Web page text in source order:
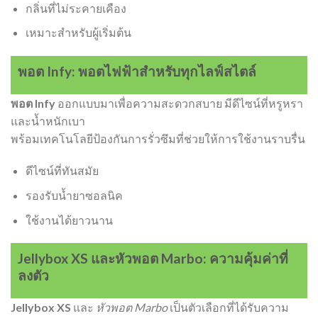
กลิ่นที่ไม่ระคายเคือง
เหมาะสำหรับผู้เริ่มต้น
พอต Infy: พอตไฟฟ้าสำหรับทุกไลฟ์สไตล์
พอต Infy ออกแบบมาเพื่อความสะดวกสบาย มีดีไซน์ที่หรูหรา
และน้ำหนักเบา
พร้อมเทคโนโลยีป้องกันการรั่วซึมที่ช่วยให้การใช้งานราบรื่น
ดีไซน์ที่ทันสมัย
รองรับน้ำยาซอลนิค
ใช้งานได้ยาวนาน
Jellybox XS และหัวพอต Marbo: ความคุ้มค่าที่
ลงตัว
Jellybox XS และ หัวพอต Marboเป็นตัวเลือกที่ได้รับความ